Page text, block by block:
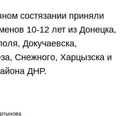
состязании приняли
10-12 лет из Донецка,
Докучаевска,
Снежного, Харцызска и
ДНР.